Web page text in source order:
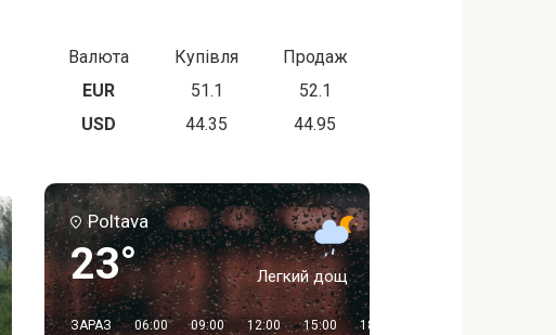
Валюта Купівля
Продаж
EUR
51.1
52.1
USD
44.35 44.95
Poltava
23° Легкий дощ
ЗАРАЗ 06:00 09:00 12:00 15:00 18:00